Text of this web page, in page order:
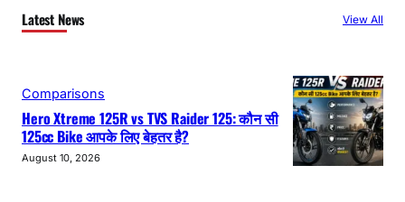
Latest News View All
Comparisons
Hero Xtreme 125R vs TVS Raider 125: कौन सी
125cc Bike आपके लिए बेहतर है?
August 10, 2026